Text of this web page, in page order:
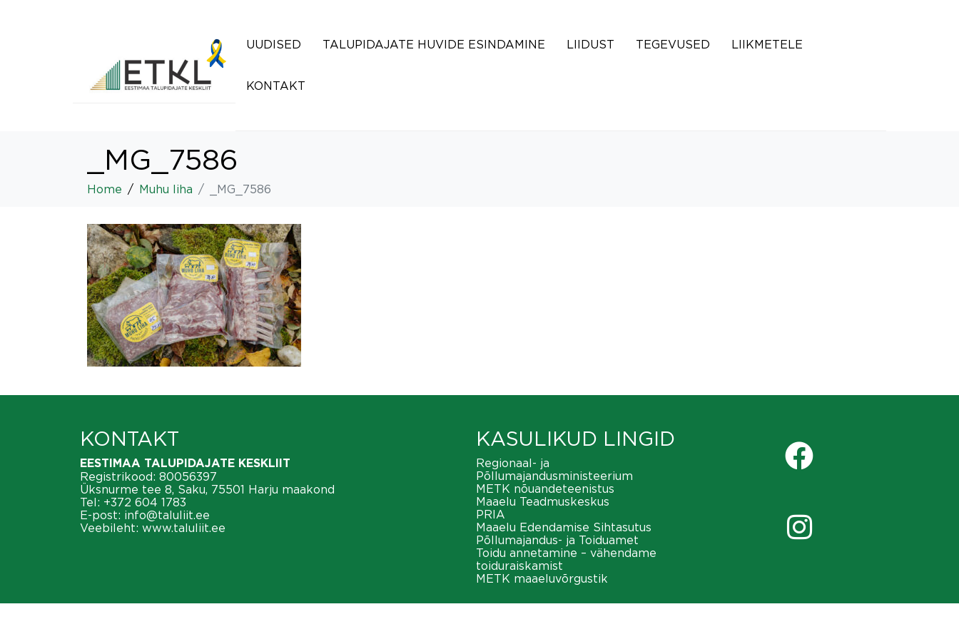
UUDISED TALUPIDAJATE HUVIDE ESINDAMINE LIIDUST TEGEVUSED LIIKMETELE
KONTAKT
_MG_7586
Home Muhu liha _MG_7586
KONTAKT
EESTIMAA TALUPIDAJATE KESKLIIT
Registrikood: 80056397
Üksnurme tee 8, Saku, 75501 Harju maakond
Tel: +372 604 1783
E-post: info@taluliit.ee
Veebileht: www.taluliit.ee
KASULIKUD LINGID
Regionaal- ja
Põllumajandusministeerium
METK nõuandeteenistus
Maaelu Teadmuskeskus
PRIA
Maaelu Edendamise Sihtasutus
Põllumajandus- ja Toiduamet
Toidu annetamine – vähendame
toiduraiskamist
METK maaeluvõrgustik